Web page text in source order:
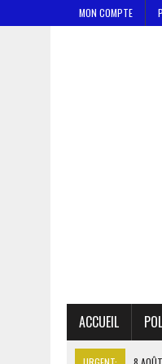
MON COMPTE
ACCUEIL